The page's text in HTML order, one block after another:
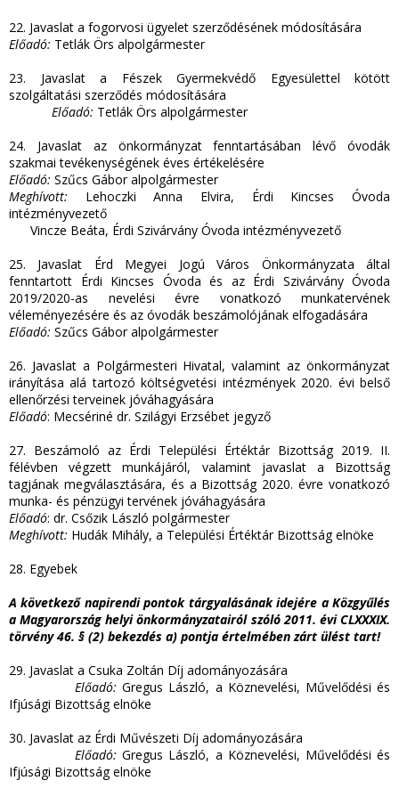
22. Javaslat a fogorvosi ügyelet szerződésének módosítására
Előadó: Tetlák Örs alpolgármester
23. Javaslat a Fészek Gyermekvédő Egyesülettel kötött
szolgáltatási szerződés módosítására
Előadó: Tetlák Örs alpolgármester
24. Javaslat az önkormányzat fenntartásában lévő óvodák
szakmai tevékenységének éves értékelésére
Előadó: Szűcs Gábor alpolgármester
Meghívott: Lehoczki Anna Elvira, Érdi Kincses Óvoda
intézményvezető
Vincze Beáta, Érdi Szivárvány Óvoda intézményvezető
25. Javaslat Érd Megyei Jogú Város Önkormányzata által
fenntartott Érdi Kincses Óvoda és az Érdi Szivárvány Óvoda
2019/2020-as nevelési évre vonatkozó munkatervének
véleményezésére és az óvodák beszámolójának elfogadására
Előadó: Szűcs Gábor alpolgármester
26. Javaslat a Polgármesteri Hivatal, valamint az önkormányzat
irányítása alá tartozó költségvetési intézmények 2020. évi belső
ellenőrzési terveinek jóváhagyására
Előadó: Mecsériné dr. Szilágyi Erzsébet jegyző
27. Beszámoló az Érdi Települési Értéktár Bizottság 2019. II.
félévben végzett munkájáról, valamint javaslat a Bizottság
tagjának megválasztására, és a Bizottság 2020. évre vonatkozó
munka- és pénzügyi tervének jóváhagyására
Előadó: dr. Csőzik László polgármester
Meghívott: Hudák Mihály, a Települési Értéktár Bizottság elnöke
28. Egyebek
A következő napirendi pontok tárgyalásának idejére a Közgyűlés
a Magyarország helyi önkormányzatairól szóló 2011. évi CLXXXIX.
törvény 46. § (2) bekezdés a) pontja értelmében zárt ülést tart!
29. Javaslat a Csuka Zoltán Díj adományozására
Előadó: Gregus László, a Köznevelési, Művelődési és
Ifjúsági Bizottság elnöke
30. Javaslat az Érdi Művészeti Díj adományozására
Előadó: Gregus László, a Köznevelési, Művelődési és
Ifjúsági Bizottság elnöke